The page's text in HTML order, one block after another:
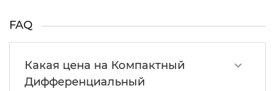
FAQ
Какая цена на Компактный
Дифференциальный